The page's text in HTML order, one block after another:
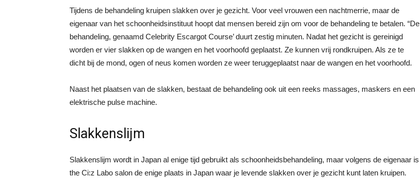
Tijdens de behandeling kruipen slakken over je gezicht. Voor veel vrouwen een nachtmerrie, maar de
eigenaar van het schoonheidsinstituut hoopt dat mensen bereid zijn om voor de behandeling te betalen. “De
behandeling, genaamd Celebrity Escargot Course’ duurt zestig minuten. Nadat het gezicht is gereinigd
worden er vier slakken op de wangen en het voorhoofd geplaatst. Ze kunnen vrij rondkruipen. Als ze te
dicht bij de mond, ogen of neus komen worden ze weer teruggeplaatst naar de wangen en het voorhoofd.
Naast het plaatsen van de slakken, bestaat de behandeling ook uit een reeks massages, maskers en een
elektrische pulse machine.
Slakkenslijm
Slakkenslijm wordt in Japan al enige tijd gebruikt als schoonheidsbehandeling, maar volgens de eigenaar is
the Ci:z Labo salon de enige plaats in Japan waar je levende slakken over je gezicht kunt laten kruipen.